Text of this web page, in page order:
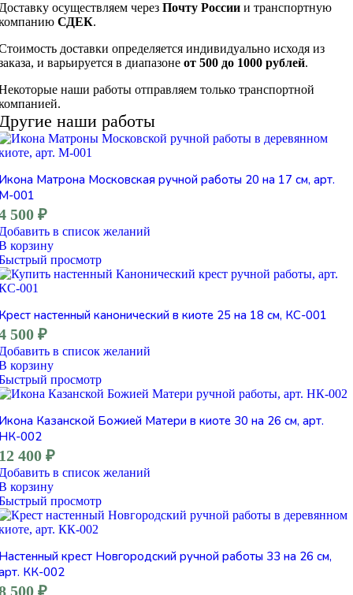
осуществляем через Почту России и транспортную
СДЕК.
доставки определяется индивидуально исходя из
и варьируется в диапазоне от 500 до 1000 рублей.
наши работы отправляем только транспортной
наши работы
Матрона Московская ручной работы 20 на 17 см, арт.
001
500 ₽
в список желаний
корзину
просмотр
настенный канонический в киоте 25 на 18 см, КС-001
500 ₽
в список желаний
корзину
просмотр
Казанской Божией Матери в киоте 30 на 26 см, арт.
002
400 ₽
в список желаний
корзину
просмотр
крест Новгородский ручной работы 33 на 26 см,
КК-002
500 ₽